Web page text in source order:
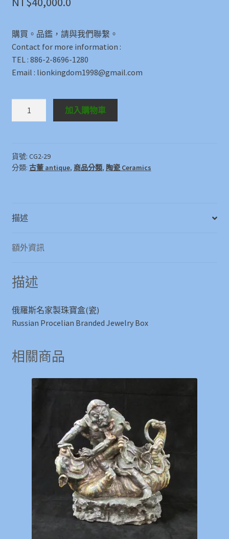
購買。品鑑，請與我們聯繫。
Contact for more information :
TEL : 886-2-8696-1280
Email : lionkingdom1998@gmail.com
家
製
(瓷)
Procelian
Box
量
加入購物車
貨號: CG2-29
分類: 古董 antique, 商品分類, 陶瓷 Ceramics
描述
額外資訊
描述
俄羅斯名家製珠寶盒(瓷)
Russian Procelian Branded Jewelry Box
相關商品